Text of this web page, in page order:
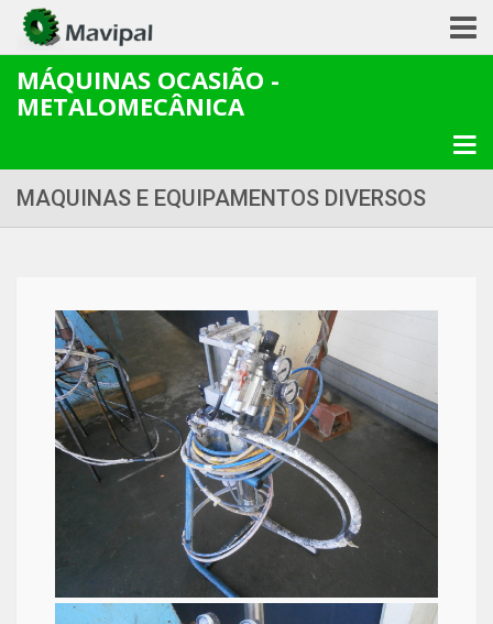
MÁQUINAS OCASIÃO -
METALOMECÂNICA
MAQUINAS E EQUIPAMENTOS DIVERSOS